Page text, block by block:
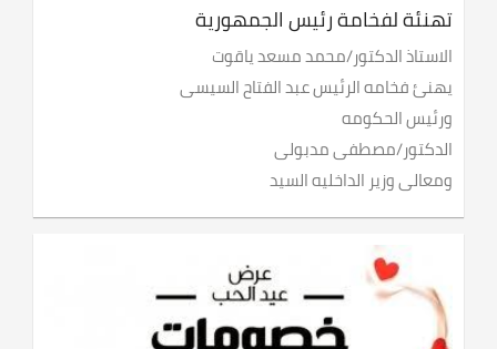
تهنئة لفخامة رئيس الجمهورية
الاستاذ الدكتور/محمد مسعد ياقوت
يهنئ فخامه الرئيس عبد الفتاح السيسى
ورئيس الحكومه
الدكتور/مصطفى مدبولى
ومعالى وزير الداخليه السيد